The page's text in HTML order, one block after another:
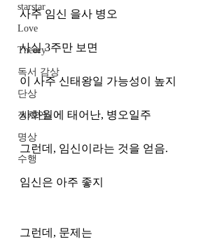
starstar
Love
Theory
독서 감상
단상
정치인
명상
수행
사주 임신 을사 병오
사실 3주만 보면
이 사주 신태왕일 가능성이 높지
사화월에 태어난, 병오일주
그런데, 임신이라는 것을 얻음.
임신은 아주 좋지
그런데, 문제는